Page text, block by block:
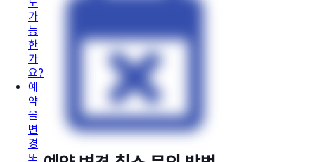
도
가
능
한
가
요?
예
약
을
변
경
또